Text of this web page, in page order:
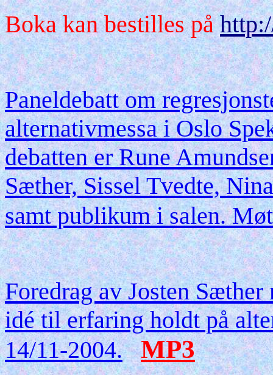
Boka kan bestilles på
Paneldebatt om
alternativmessa i Oslo
debatten er Rune
Sæther, Sissel Tvedte,
samt publikum i salen.
Foredrag av Josten
idé til erfaring holdt på
14/11-2004.
MP3